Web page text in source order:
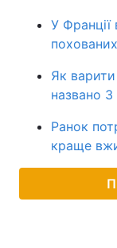
У Франції
Як
названо 3
Ранок
краще